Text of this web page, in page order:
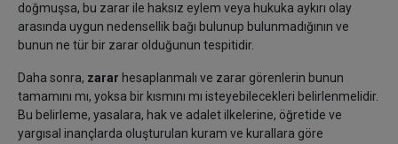
doğmuşsa, bu zarar ile haksız eylem veya hukuka aykırı olay
arasında uygun nedensellik bağı bulunup bulunmadığının ve
bunun ne tür bir zarar olduğunun tespitidir.
Daha sonra, zarar hesaplanmalı ve zarar görenlerin bunun
tamamını mı, yoksa bir kısmını mı isteyebilecekleri belirlenmelidir.
Bu belirleme, yasalara, hak ve adalet ilkelerine, öğretide ve
yargısal inançlarda oluşturulan kuram ve kurallara göre